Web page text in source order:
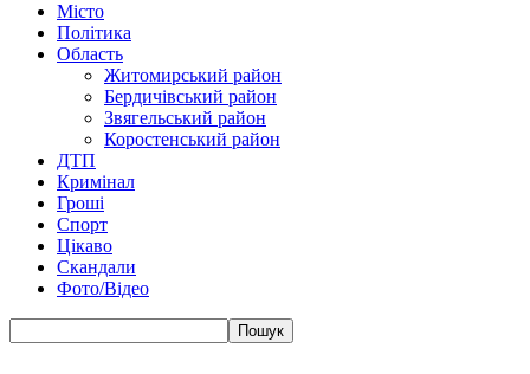
Місто
Політика
Область
Житомирський район
Бердичівський район
Звягельський район
Коростенський район
ДТП
Кримінал
Гроші
Спорт
Цікаво
Скандали
Фото/Відео